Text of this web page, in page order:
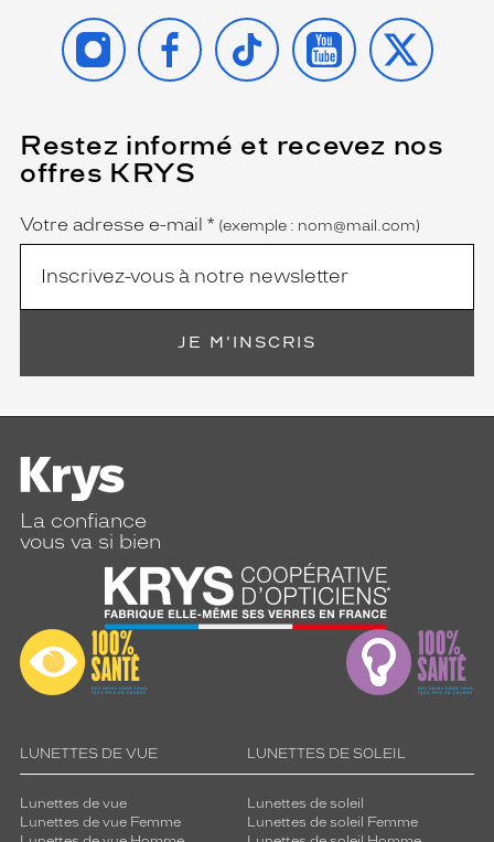
INSTAGRAMFACEBOOK
TIKTOK YOUTUBE
X
Restez informé et recevez nos
offres KRYS
Name
Votre adresse e-mail *
(Ce
champ
est
obligatoire)
(exemple : nom@mail.com)
JE M'INSCRIS
La confiance
vous va si bien
LUNETTES DE VUE
Lunettes de vue
Lunettes de vue Femme
LUNETTES DE SOLEIL
Lunettes de soleil
Lunettes de soleil Femme